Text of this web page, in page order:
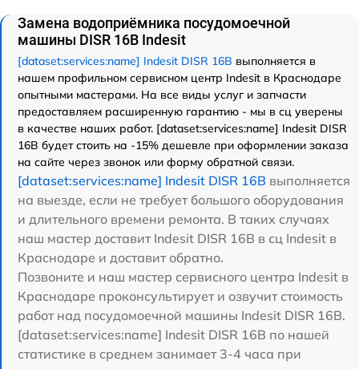
Замена водоприёмника посудомоечной
машины DISR 16B Indesit
[dataset:services:name] Indesit DISR 16B выполняется в
нашем профильном сервисном центр Indesit в Краснодаре
опытными мастерами. На все виды услуг и запчасти
предоставляем расширенную гарантию - мы в сц уверены
в качестве наших работ. [dataset:services:name] Indesit DISR
16B будет стоить на -15% дешевле при оформлении заказа
на сайте через звонок или форму обратной связи.
[dataset:services:name] Indesit DISR 16B выполняется
на выезде, если не требует большого оборудования
и длительного времени ремонта. В таких случаях
наш мастер доставит Indesit DISR 16B в сц Indesit в
Краснодаре и доставит обратно.
Позвоните и наш мастер сервисного центра Indesit в
Краснодаре проконсультирует и озвучит стоимость
работ над посудомоечной машины Indesit DISR 16B.
[dataset:services:name] Indesit DISR 16B по нашей
статистике в среднем занимает 3-4 часа при